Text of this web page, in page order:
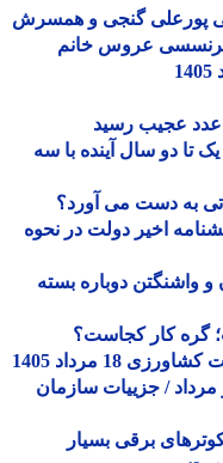
گنجی و همسرش
عروس خانم
عجیب رسید
سال آینده با سه
به دست می آورد؟
اخیر دولت در نحوه
و واشنگتن دوباره بسته
کار کجاست؟
1405
1405 در اواخر مرداد / جزییات سازمان
برقی بسیار